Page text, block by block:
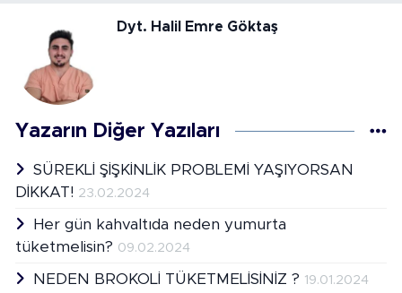
Dyt. Halil Emre Göktaş
Yazarın Diğer Yazıları
SÜREKLİ ŞİŞKİNLİK PROBLEMİ YAŞIYORSAN
DİKKAT! 23.02.2024
Her gün kahvaltıda neden yumurta
tüketmelisin? 09.02.2024
NEDEN BROKOLİ TÜKETMELİSİNİZ ? 19.01.2024